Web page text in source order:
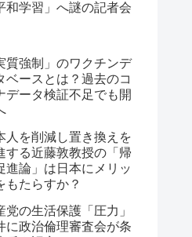
和学習」へ謎の記者会
質強制」のワクチンデ
ベースとは？過去のコ
データ検証不足でも開
人を削減し置き換えを
する近藤敦教授の「帰
進論」は日本にメリッ
もたらすか？
党の生活保護「圧力」
に政治倫理審査会が条